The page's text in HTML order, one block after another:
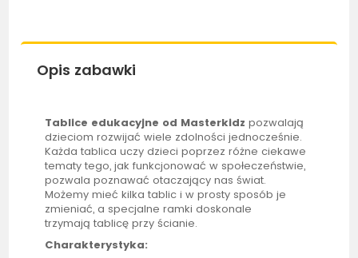
Opis zabawki
Tablice edukacyjne od Masterkidz pozwalają
dzieciom rozwijać wiele zdolności jednocześnie.
Każdatablica uczy dzieci poprzez różne ciekawe
tematy tego, jak funkcjonować w społeczeństwie,
pozwala poznawać otaczający nas świat.
Możemy mieć kilka tablic i w prosty sposób je
zmieniać, a specjalne ramki doskonale
trzymajątablicę przy ścianie.
Charakterystyka: